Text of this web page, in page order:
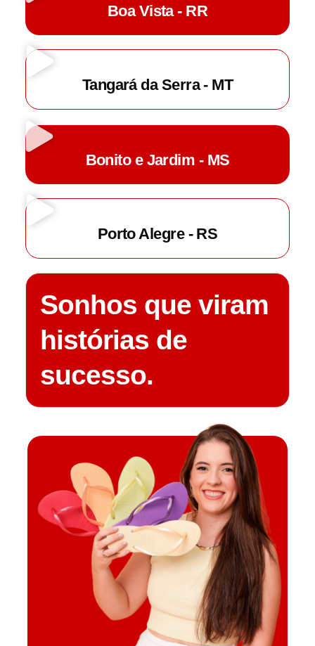
Boa Vista - RR
Tangará da Serra - MT
Bonito e Jardim - MS
Porto Alegre - RS
Sonhos que viram
histórias de
sucesso.